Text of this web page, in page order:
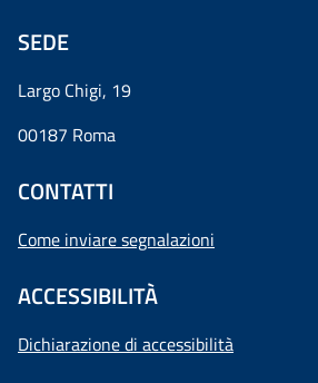
SEDE
Largo Chigi, 19
00187 Roma
CONTATTI
Come inviare segnalazioni
ACCESSIBILITÀ
Dichiarazione di accessibilità